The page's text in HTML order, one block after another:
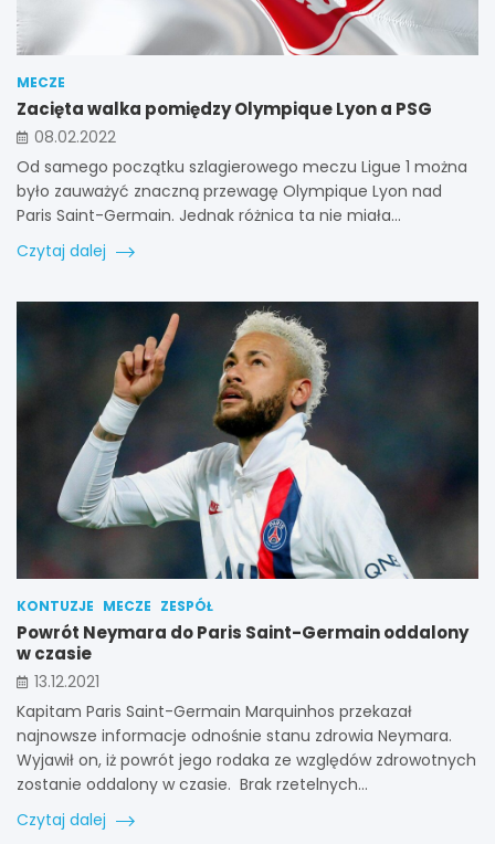
MECZE
Zacięta walka pomiędzy Olympique Lyon a PSG
08.02.2022
Od samego początku szlagierowego meczu Ligue 1 można
było zauważyć znaczną przewagę Olympique Lyon nad
Paris Saint-Germain. Jednak różnica ta nie miała…
Czytaj dalej
KONTUZJE MECZE ZESPÓŁ
Powrót Neymara do Paris Saint-Germain oddalony
w czasie
13.12.2021
Kapitam Paris Saint-Germain Marquinhos przekazał
najnowsze informacje odnośnie stanu zdrowia Neymara.
Wyjawił on, iż powrót jego rodaka ze względów zdrowotnych
zostanie oddalony w czasie. Brak rzetelnych…
Czytaj dalej